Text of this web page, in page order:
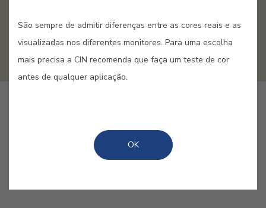
São sempre de admitir diferenças entre as cores reais e as
visualizadas nos diferentes monitores. Para uma escolha
mais precisa a CIN recomenda que faça um teste de cor
antes de qualquer aplicação.
OK